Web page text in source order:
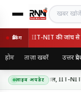
खबर खोजें
ब्रेकिंग
पर सवाल, IIT-NIT की जांच
होम ताज़ा खबरें उत्तर
लाइव अपडेट
की गुणवत्ता पर सवाल, IIT-